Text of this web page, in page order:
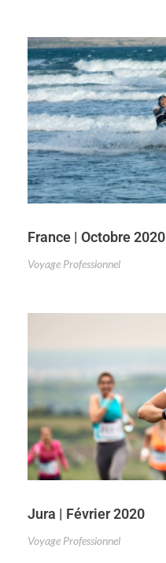
France | Octobre 2020
Voyage Professionnel
Jura | Février 2020
Voyage Professionnel